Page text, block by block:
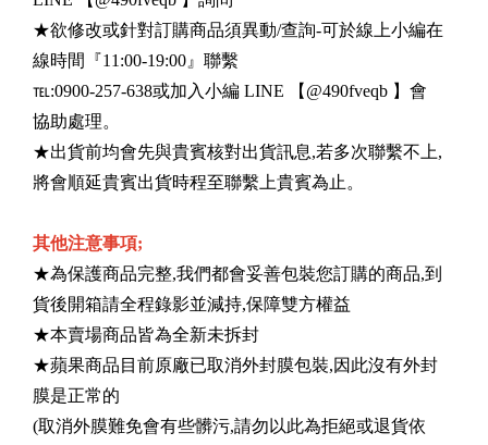
★欲修改或針對訂購商品須異動/查詢-可於線上小編在
線時間『11:00-19:00』聯繫
℡:0900-257-638或加入小編 LINE 【@490fveqb 】會
協助處理。
★出貨前均會先與貴賓核對出貨訊息,若多次聯繫不上,
將會順延貴賓出貨時程至聯繫上貴賓為止。
其他注意事項;
★為保護商品完整,我們都會妥善包裝您訂購的商品,到
貨後開箱請全程錄影並減持,保障雙方權益
★本賣場商品皆為全新未拆封
★蘋果商品目前原廠已取消外封膜包裝,因此沒有外封
膜是正常的
(取消外膜難免會有些髒污,請勿以此為拒絕或退貨依